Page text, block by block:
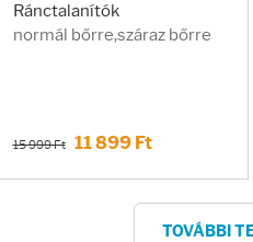
Ránctalanítók
normál bőrre,száraz bőrre
15 999 Ft 11 899 Ft
TOVÁBBI